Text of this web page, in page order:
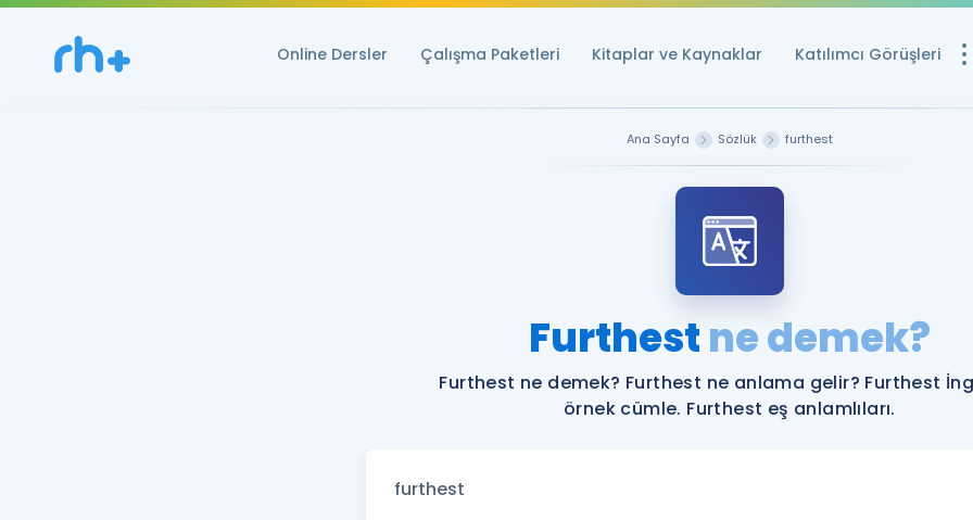
Online Dersler Çalışma Paketleri Kitaplar ve Kaynaklar Katılımcı Görüşleri
YDS ve YÖKDİL
Rehberlik Aracı
YDS ve YÖKDİL'e
Tüm ÖSYM
Ana Sayfa Sözlük furthest
Furthestne demek?
Furthest ne demek? Furthest ne anlama gelir? Furthest
örnek cümle. Furthest eş anlamlıları.